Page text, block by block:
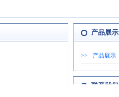
产品展示
>> 产品展示
联系我们